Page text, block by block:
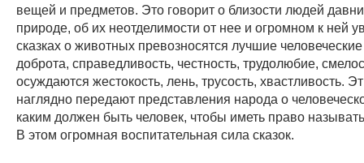
вещей и предметов. Это говорит о близости людей
природе, об их неотделимости от нее и огромном к ней
сказках о животных превозносятся лучшие
доброта, справедливость, честность, трудолюбие,
осуждаются жестокость, лень, трусость, хвастливость.
наглядно передают представления народа о
каким должен быть человек, чтобы иметь право
В этом огромная воспитательная сила сказок.